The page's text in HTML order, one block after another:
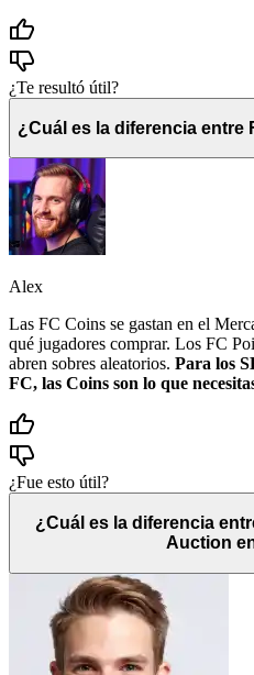
¿Te resultó útil?
¿Cuál es la diferencia entre
Alex
Las FC Coins se gastan en el
qué jugadores comprar. Los FC
abren sobres aleatorios. Para los
FC, las Coins son lo que
¿Fue esto útil?
¿Cuál es la diferencia
Auction